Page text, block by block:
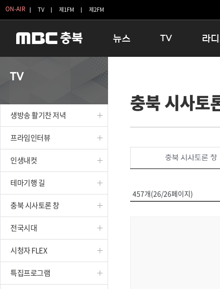
ON-AIR TV 제1FM 제2FM
뉴스
보은
옥천
TV
인생내컷
테마기행 길
시청자 FLEX
특집프로그램
라
16:00
우리 고
TV
생방송 활기찬 저녁
프라임인터뷰
인생내컷
테마기행 길
충북 시사토론 창
전국시대
시청자 FLEX
특집프로그램
충북 시사토
충북 시사토론 창
457개(26/26페이지)